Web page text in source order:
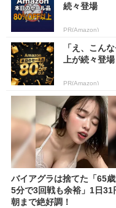
続々登場
PR(Amazon)
「え、こん
上が続々登
PR(Amazon)
バイアグラは捨てた「65
5分で3回戦も余裕」1日31
朝まで絶好調！